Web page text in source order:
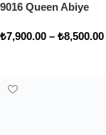
9016 Queen Abiye
₺7,900.00 – ₺8,500.00